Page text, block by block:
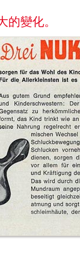
的變化。